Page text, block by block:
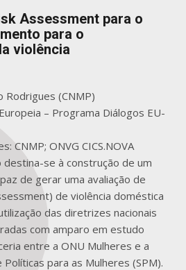
Assessment para o
para o
violência
Rodrigues (CNMP)
– Programa Diálogos EU-
CNMP; ONVG CICS.NOVA
se à construção de um
de gerar uma avaliação de
de violência doméstica
das diretrizes nacionais
com amparo em estudo
entre a ONU Mulheres e a
para as Mulheres (SPM).